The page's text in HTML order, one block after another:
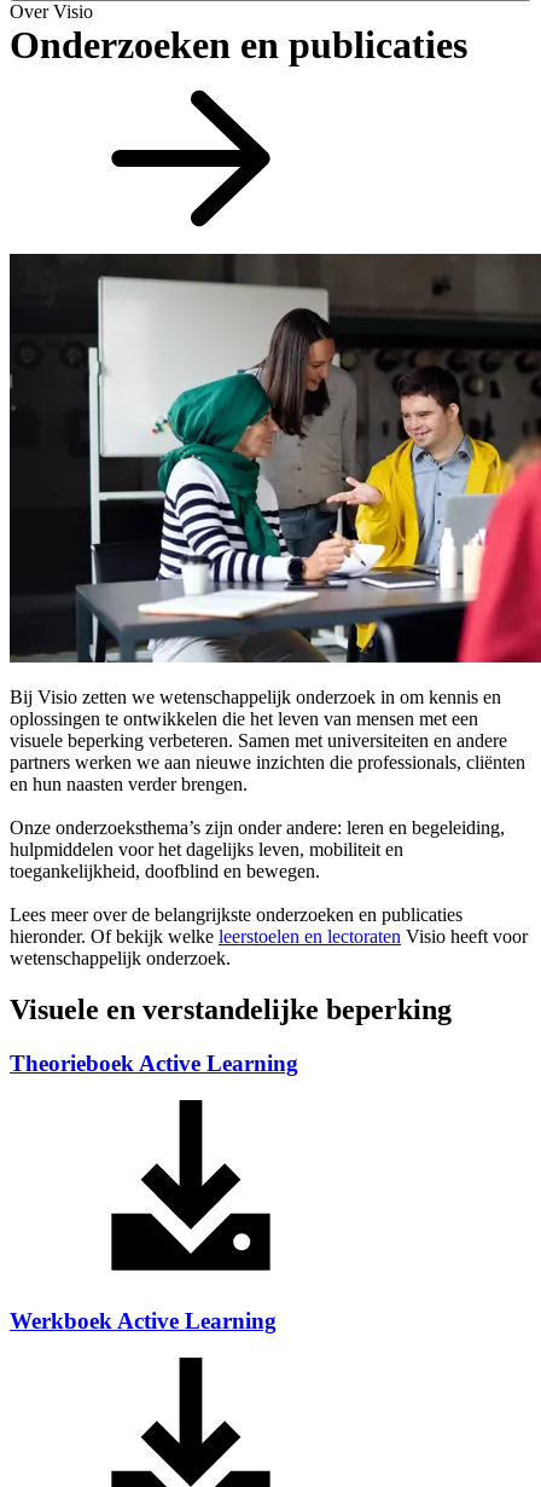
Over Visio
Onderzoeken en publicaties
Bij Visio zetten we wetenschappelijk onderzoek in om kennis en
oplossingen te ontwikkelen die het leven van mensen met een
visuele beperking verbeteren. Samen met universiteiten en andere
partners werken we aan nieuwe inzichten die professionals, cliënten
en hun naasten verder brengen.
Onze onderzoeksthema’s zijn onder andere: leren en begeleiding,
hulpmiddelen voor het dagelijks leven, mobiliteit en
toegankelijkheid, doofblind en bewegen.
Lees meer over de belangrijkste onderzoeken en publicaties
hieronder. Of bekijk welke leerstoelen en lectoraten Visio heeft voor
wetenschappelijk onderzoek.
Visuele en verstandelijke beperking
Theorieboek Active Learning
Werkboek Active Learning